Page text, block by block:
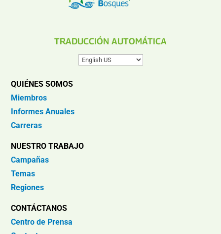
TRADUCCIÓN AUTOMÁTICA
QUIÉNES SOMOS
Miembros
Informes Anuales
Carreras
NUESTRO TRABAJO
Campañas
Temas
Regiones
CONTÁCTANOS
Centro de Prensa